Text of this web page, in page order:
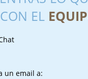
CON EL
un email a: